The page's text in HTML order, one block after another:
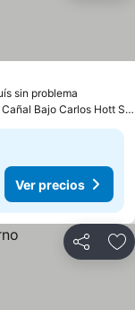
sin problema
a 6.4 km de: Aeropuerto Cañal Bajo Carlos Hott Siebert
Ver precios
Compartir